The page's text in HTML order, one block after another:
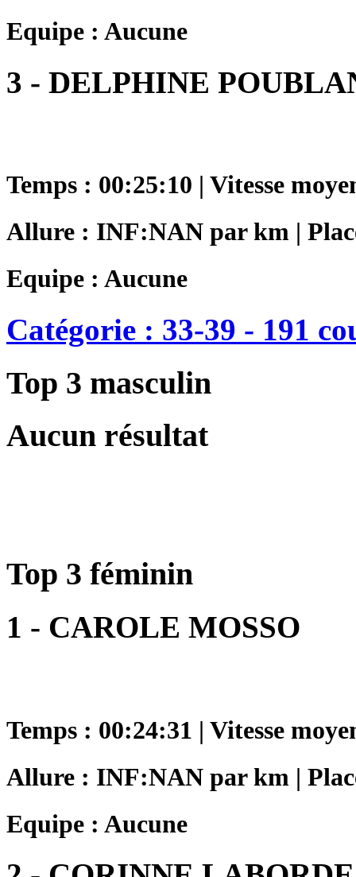
Equipe : Aucune
3 - DELPHINE
Temps : 00:25:10 | Vitesse
Allure : INF:NAN par km |
Equipe : Aucune
Catégorie : 33-39 - 191
Top 3 masculin
Aucun résultat
Top 3 féminin
1 - CAROLE MOSSO
Temps : 00:24:31 | Vitesse
Allure : INF:NAN par km |
Equipe : Aucune